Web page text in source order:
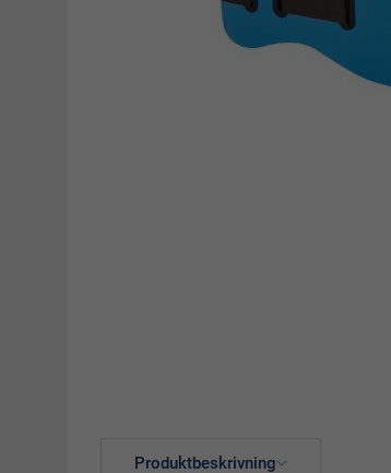
Produktbeskrivning